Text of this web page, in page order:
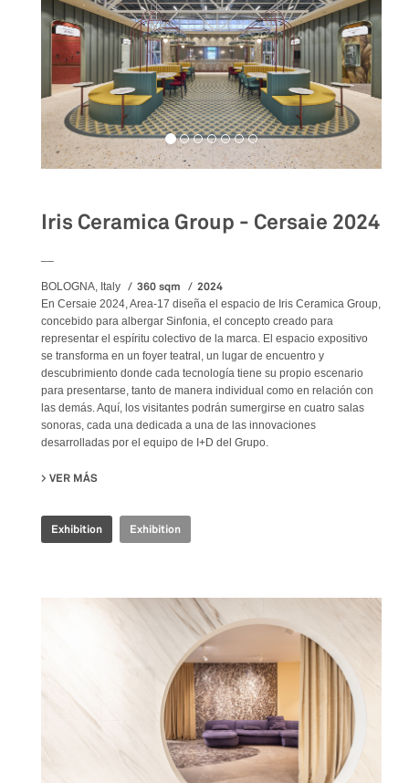
Iris Ceramica Group - Cersaie 2024
BOLOGNA, Italy 360 sqm 2024
En Cersaie 2024, Area-17 diseña el espacio de Iris Ceramica Group,
concebido para albergar Sinfonia, el concepto creado para
representar el espíritu colectivo de la marca. El espacio expositivo
se transforma en un foyer teatral, un lugar de encuentro y
descubrimiento donde cada tecnología tiene su propio escenario
para presentarse, tanto de manera individual como en relación con
las demás. Aquí, los visitantes podrán sumergirse en cuatro salas
sonoras, cada una dedicada a una de las innovaciones
desarrolladas por el equipo de I+D del Grupo.
VER MÁS
Exhibition Exhibition